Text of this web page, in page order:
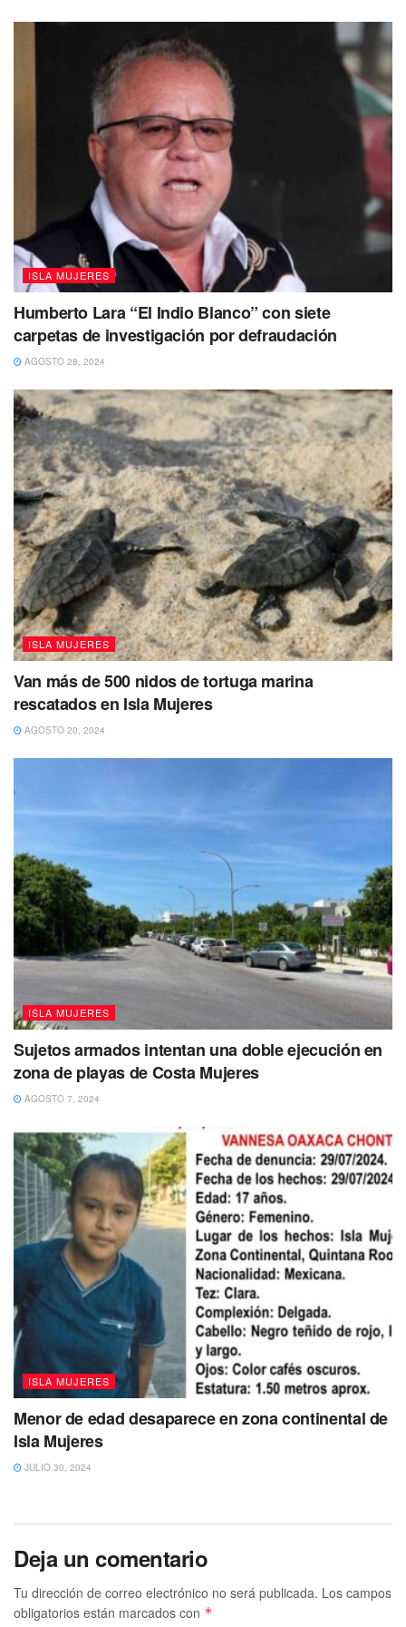
De igual forma, la alcaldesa firmó un convenio de
colaboración con World Vision México, mediante el cual se
instalará la App “Dando Alas a la Ternura” con la finalidad
de concientizar a los padres de familia sobre la
importancia de una maternidad y paternidad responsable
en la que prevalezca el buen trato, cariño, amor, atención y
respeto hacia la niñez isleña.
También te puede interesar Leer
Tags: Atenea Gómez Ricalde
ISLA MUJERES
Humberto Lara “El Indio Blanco” con siete
carpetas de investigación por defraudación
AGOSTO 28, 2024
ISLA MUJERES
Van más de 500 nidos de tortuga marina
rescatados en Isla Mujeres
AGOSTO 20, 2024
ISLA MUJERES
Sujetos armados intentan una doble ejecución en
zona de playas de Costa Mujeres
AGOSTO 7, 2024
ISLA MUJERES
Menor de edad desaparece en zona continental de
Isla Mujeres
JULIO 30, 2024
Deja un comentario
Tu dirección de correo electrónico no será publicada. Los campos
obligatorios están marcados con *